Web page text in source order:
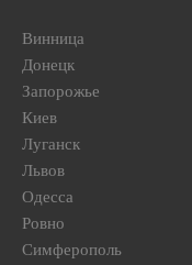
Винница
Донецк
Запорожье
Киев
Луганск
Львов
Одесса
Ровно
Симферополь